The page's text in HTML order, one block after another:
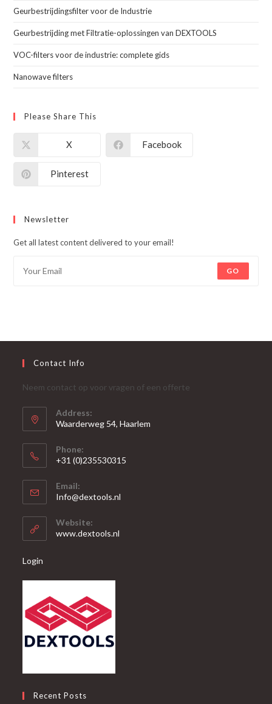
Geurbestrijdingsfilter voor de Industrie
Geurbestrijding met Filtratie-oplossingen van DEXTOOLS
VOC-filters voor de industrie: complete gids
Nanowave filters
Please Share This
X Facebook
Pinterest
Newsletter
Get all latest content delivered to your email!
GO
Contact Info
Neem contact op voor vragen of een offerte
Address:
Waarderweg 54, Haarlem
Phone:
+31 (0)235530315
in
je
toepassing
Email:
Info@dextools.nl
Website:
www.dextools.nl
Login
Recent Posts